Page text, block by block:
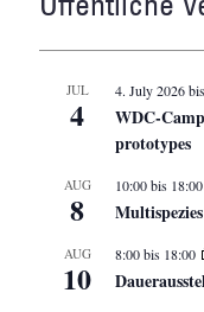
JUL
4
4. July 2026
WDC-
prototypes
AUG
8
10:00bis 18:00
AUG
10
8:00bis 18:00